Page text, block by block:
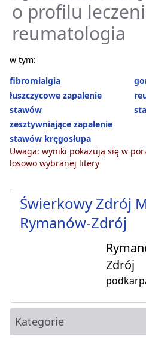
o profilu
reumatologia
w tym:
fibromialgia
łuszczycowe zapalenie
stawów
zesztywniające zapalenie
stawów kręgosłupa
Uwaga: wyniki pokazują się w
losowo wybranej litery
Świerkowy Zdrój
Rymanów-Zdrój
Zdrój
Kategorie